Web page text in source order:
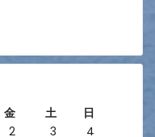
金 土
日
2 3
4